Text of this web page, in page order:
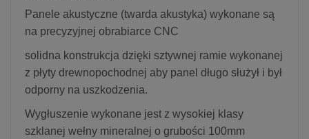
Panele akustyczne (twarda akustyka) wykonane są
na precyzyjnej obrabiarce CNC
solidna konstrukcja dzięki sztywnej ramie wykonanej
z płyty drewnopochodnej aby panel długo służył i był
odporny na uszkodzenia.
Wygłuszenie wykonane jest z wysokiej klasy
szklanej wełny mineralnej o grubości 100mm